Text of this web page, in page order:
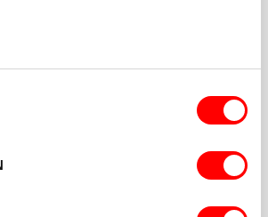
9 bis 20 Uhr, Tel 40121-0
müssen bis spätestens eine viertel